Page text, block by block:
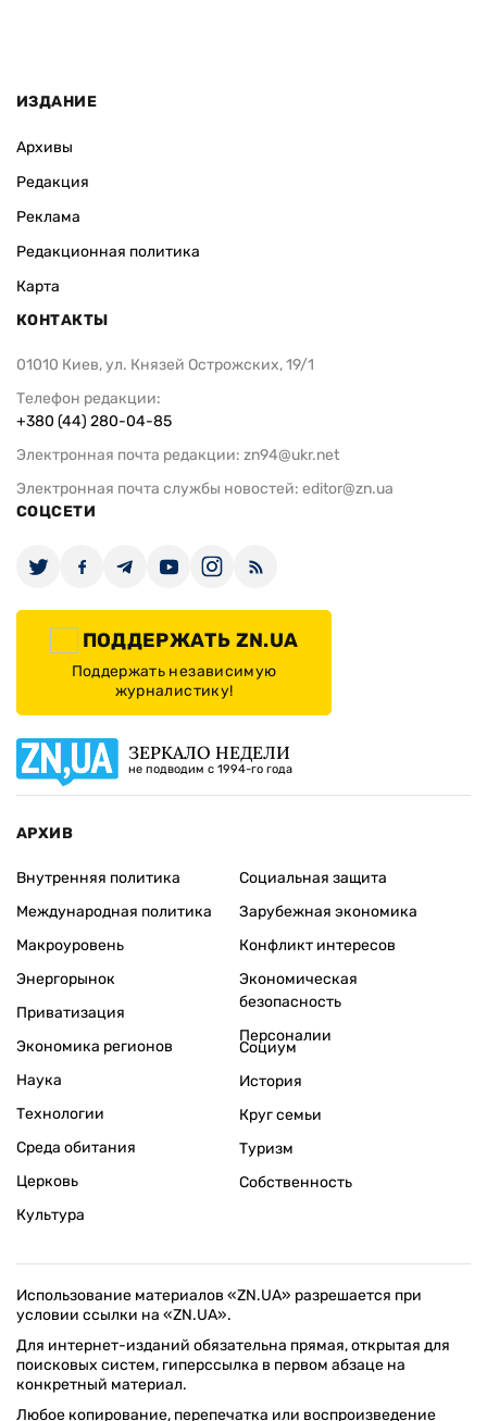
ИЗДАНИЕ
Архивы
Редакция
Реклама
Редакционная политика
Карта
КОНТАКТЫ
01010 Киев, ул. Князей Острожских, 19/1
Телефон редакции:
+380 (44) 280-04-85
Электронная почта редакции: zn94@ukr.net
Электронная почта службы новостей: editor@zn.ua
СОЦСЕТИ
ПОДДЕРЖАТЬ ZN.UA
Поддержать независимую
журналистику!
ЗЕРКАЛО НЕДЕЛИ
не подводим с 1994-го года
АРХИВ
Внутренняя политика
Международная политика
Макроуровень
Энергорынок
Приватизация
Экономика регионов
Социальная защита
Зарубежная экономика
Конфликт интересов
Экономическая
безопасность
Персоналии
Наука
Технологии
Среда обитания
Церковь
Культура
Социум
История
Круг семьи
Туризм
Собственность
Использование материалов «ZN.UA» разрешается при
условии ссылки на «ZN.UA».
Для интернет-изданий обязательна прямая, открытая для
поисковых систем, гиперссылка в первом абзаце на
конкретный материал.
Любое копирование, перепечатка или воспроизведение